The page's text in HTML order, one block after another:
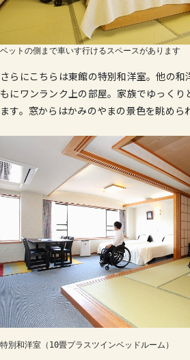
ベットの側まで車いす行けるスペースがあります
さらにこちらは東館の特別和洋室。他の和
もにワンランク上の部屋。家族でゆっくり
ます。窓からはかみのやまの景色を眺めら
特別和洋室（10畳プラスツインベッドルーム）